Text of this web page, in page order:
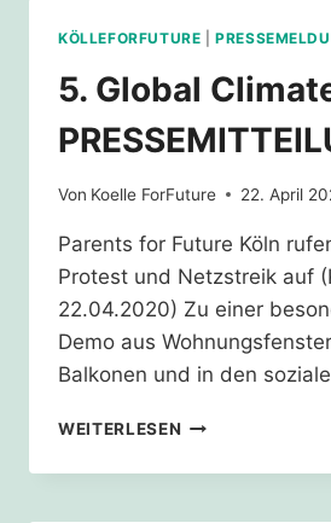
KÖLLEFORFUTURE |
5. Global
Von Koelle ForFuture 22. April
Parents for Future Köln
Protest und Netzstreik auf
22.04.2020) Zu einer
Demo aus
Balkonen und in den
WEITERLESEN
CLIMATE